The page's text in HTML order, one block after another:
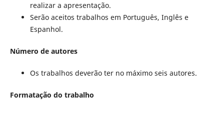
realizar a apresentação.
Serão aceitos trabalhos em Português, Inglês e
Espanhol.
Número de autores
Os trabalhos deverão ter no máximo seis autores.
Formatação do trabalho